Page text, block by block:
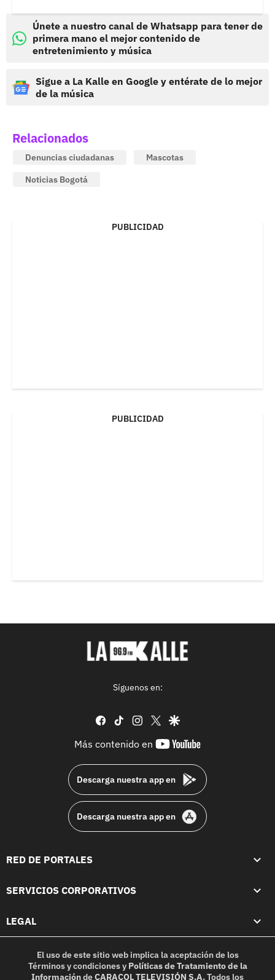
Únete a nuestro canal de Whatsapp para tener de
primera mano el mejor contenido de
entretenimiento y música
Sigue a La Kalle en Google y entérate de lo mejor
de la música
Relacionados
Denuncias ciudadanas
Mascotas
Noticias Bogotá
PUBLICIDAD
PUBLICIDAD
Síguenos en:
facebook
tiktok instagram
twittergoogle
Más contenido en
youtube-
Descarga nuestra app en
Descarga nuestra app en
RED DE PORTALES
SERVICIOS CORPORATIVOS
LEGAL
El uso de este sitio web implica la aceptación de los
Términos y condicionesy Políticas de Tratamiento de la
InformacióndeCARACOL TELEVISIÓN S.A.Todos los